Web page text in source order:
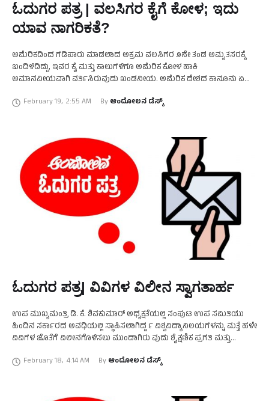
ಓದುಗರ ಪತ್ರ | ವಲಸಿಗರ ಕೈಗೆ ಕೋಳ; ಇದು
ಯಾವ ನಾಗರಿಕತೆ?
ಅಮೆರಿಕದಿಂದ ಗಡಿಪಾರು ಮಾಡಲಾದ ಅಕ್ರಮ ವಲಸಿಗರ ೨ನೇ ತಂಡ ಅಮೃತಸರಕ್ಕೆ
ಬಂದಿಳಿದಿದ್ದು, ಇವರ ಕೈ ಮತ್ತು ಕಾಲುಗಳಿಗೂ ಅಮೆರಿಕ ಕೋಳ ಹಾಕಿ
ಅಮಾನವೀಯವಾಗಿ ವರ್ತಿಸಿರುವುದು ಖಂಡನೀಯ. ಅಮೆರಿಕ ದೇಶದ ಕಾನೂನು ಏನೇ
February 19, 2:55 AM By ಆಂದೋಲನ ಡೆಸ್ಕ್
ಓದುಗರ ಪತ್ರ| ವಿವಿಗಳ ವಿಲೀನ ಸ್ವಾಗತಾರ್ಹ
ಉಪ ಮುಖ್ಯಮಂತ್ರಿ ಡಿ. ಕೆ. ಶಿವಕುಮಾರ್ ಅಧ್ಯಕ್ಷತೆಯಲ್ಲಿ ಸಂಪುಟ ಉಪ ಸಮಿತಿಯು
ಹಿಂದಿನ ಸರ್ಕಾರದ ಅವಧಿಯಲ್ಲಿ ಸ್ಥಾಪಿಸಲಾಗಿದ್ದ ೯ ವಿಶ್ವವಿದ್ಯಾನಿಲಯಗಳನ್ನು ಮತ್ತೆ ಹಳೇ
ವಿವಿಗಳ ಜೊತೆಗೆ ವಿಲೀನಗೊಳಿಸಲು ಮುಂದಾಗಿರು ವುದು ಶೈಕ್ಷಣಿಕ ಪ್ರಗತಿ ಮತ್ತು
February 18, 4:14 AM By ಆಂದೋಲನ ಡೆಸ್ಕ್